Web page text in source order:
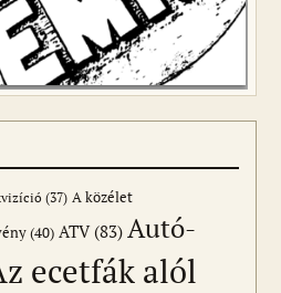
(37) A közélet
(40) ATV(83) Autó-
ecetfák alól